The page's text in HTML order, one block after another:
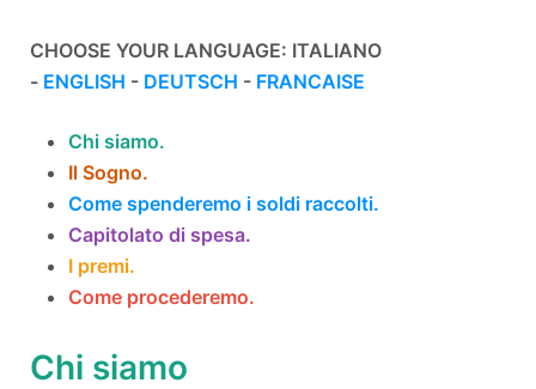
CHOOSE YOUR LANGUAGE: ITALIANO
- ENGLISH - DEUTSCH - FRANCAISE
Chi siamo.
Il Sogno.
Come spenderemo i soldi raccolti.
Capitolato di spesa.
I premi.
Come procederemo.
Chi siamo